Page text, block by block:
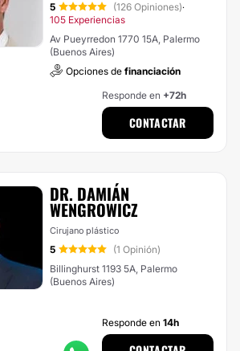
5 (126 Opiniones)·
105 Experiencias
Av Pueyrredon 1770 15A, Palermo
(Buenos Aires)
Opciones de financiación
Responde en +72h
CONTACTAR
DR. DAMIÁN
WENGROWICZ
Cirujano plástico
5
(1 Opinión)
Billinghurst 1193 5A, Palermo
(Buenos Aires)
Responde en 14h